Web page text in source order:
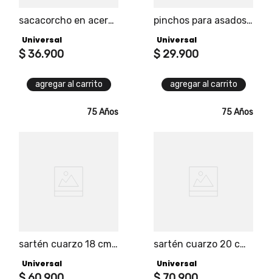
sacacorcho en acero
Universal
$36.900
agregar al carrito
pinchos para asados
Universal
$ 29.900
agregar al carrito
75 Años
sartén cuarzo 18 cm
Universal
75 Años
sartén cuarzo 20 cm
Universal